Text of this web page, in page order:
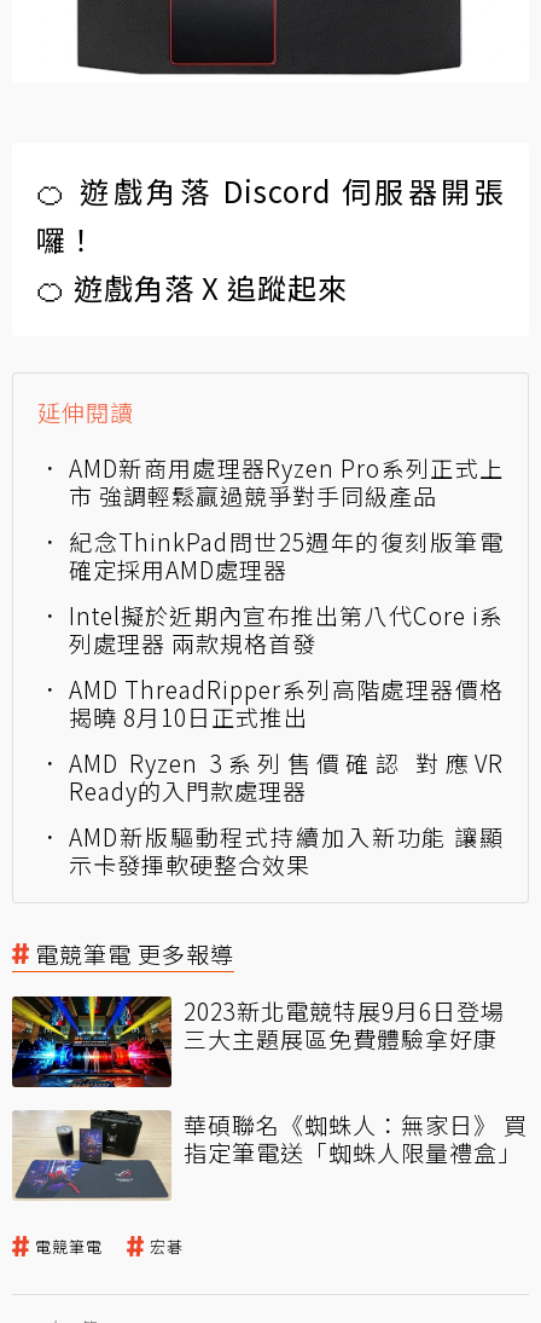
🍊 遊戲角落 Discord 伺服器開張
囉！
🍊 遊戲角落 X 追蹤起來
延伸閱讀
AMD新商用處理器Ryzen Pro系列正式上
市 強調輕鬆贏過競爭對手同級產品
紀念ThinkPad問世25週年的復刻版筆電
確定採用AMD處理器
Intel擬於近期內宣布推出第八代Core i系
列處理器 兩款規格首發
AMD ThreadRipper系列高階處理器價格
揭曉 8月10日正式推出
AMD Ryzen 3系列售價確認 對應VR
Ready的入門款處理器
AMD新版驅動程式持續加入新功能 讓顯
示卡發揮軟硬整合效果
電競筆電 更多報導
2023新北電競特展9月6日登場
三大主題展區免費體驗拿好康
華碩聯名《蜘蛛人：無家日》 買
指定筆電送「蜘蛛人限量禮盒」
電競筆電 宏碁